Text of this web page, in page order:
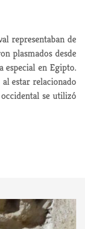
representaban de
plasmados desde
especial en Egipto.
estar relacionado
se utilizó